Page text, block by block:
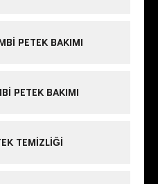
PETEK BAKIMI
PETEK BAKIMI
TEMIZLIĞI